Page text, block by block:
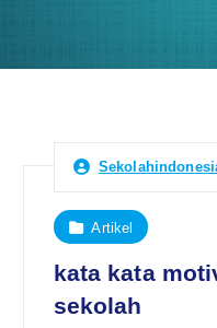
Artikel
kata kata
sekolah